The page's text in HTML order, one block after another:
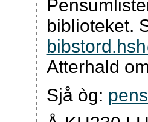
biblioteket.
Atterhald
Sjå òg: